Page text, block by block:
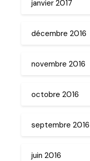
janvier 2017
décembre 2016
novembre 2016
octobre 2016
septembre 2016
juin 2016